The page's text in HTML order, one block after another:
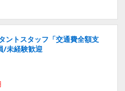
ントスタッフ「交通費全額支
/未経験歓迎